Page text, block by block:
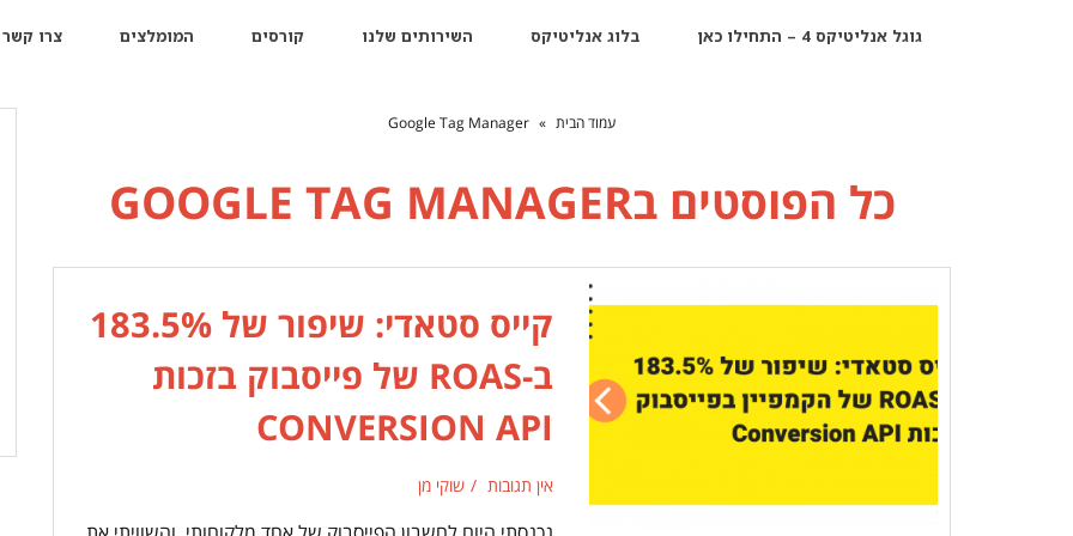
גוגל אנליטיקס 4 – התחילו כאן בלוג אנליטיקס השירותים שלנו קורסים המומלצים צרו קשר
עמוד הבית »
Google Tag Manager
כל הפוסטים בGOOGLE TAG MANAGER
קייס סטאדי: שיפור של 183.5%
ב-ROAS של פייסבוק בזכות
CONVERSION API
אין תגובות שוקי מן